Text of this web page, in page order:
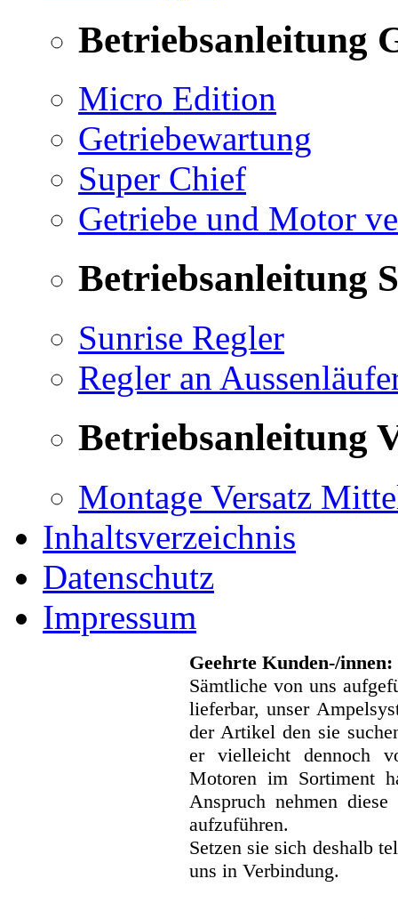
Betriebsanleitung
Micro Edition
Getriebewartung
Super Chief
Getriebe und Motor
Betriebsanleitung
Sunrise Regler
Regler an
Betriebsanleitung
Montage Versatz
Inhaltsverzeichnis
Datenschutz
Impressum
Geehrte Kunden-/innen:
Sämtliche von uns
lieferbar, unser
der Artikel den sie
er vielleicht dennoch
Motoren im Sortiment
Anspruch nehmen
aufzuführen.
Setzen sie sich deshalb
uns in Verbindung.